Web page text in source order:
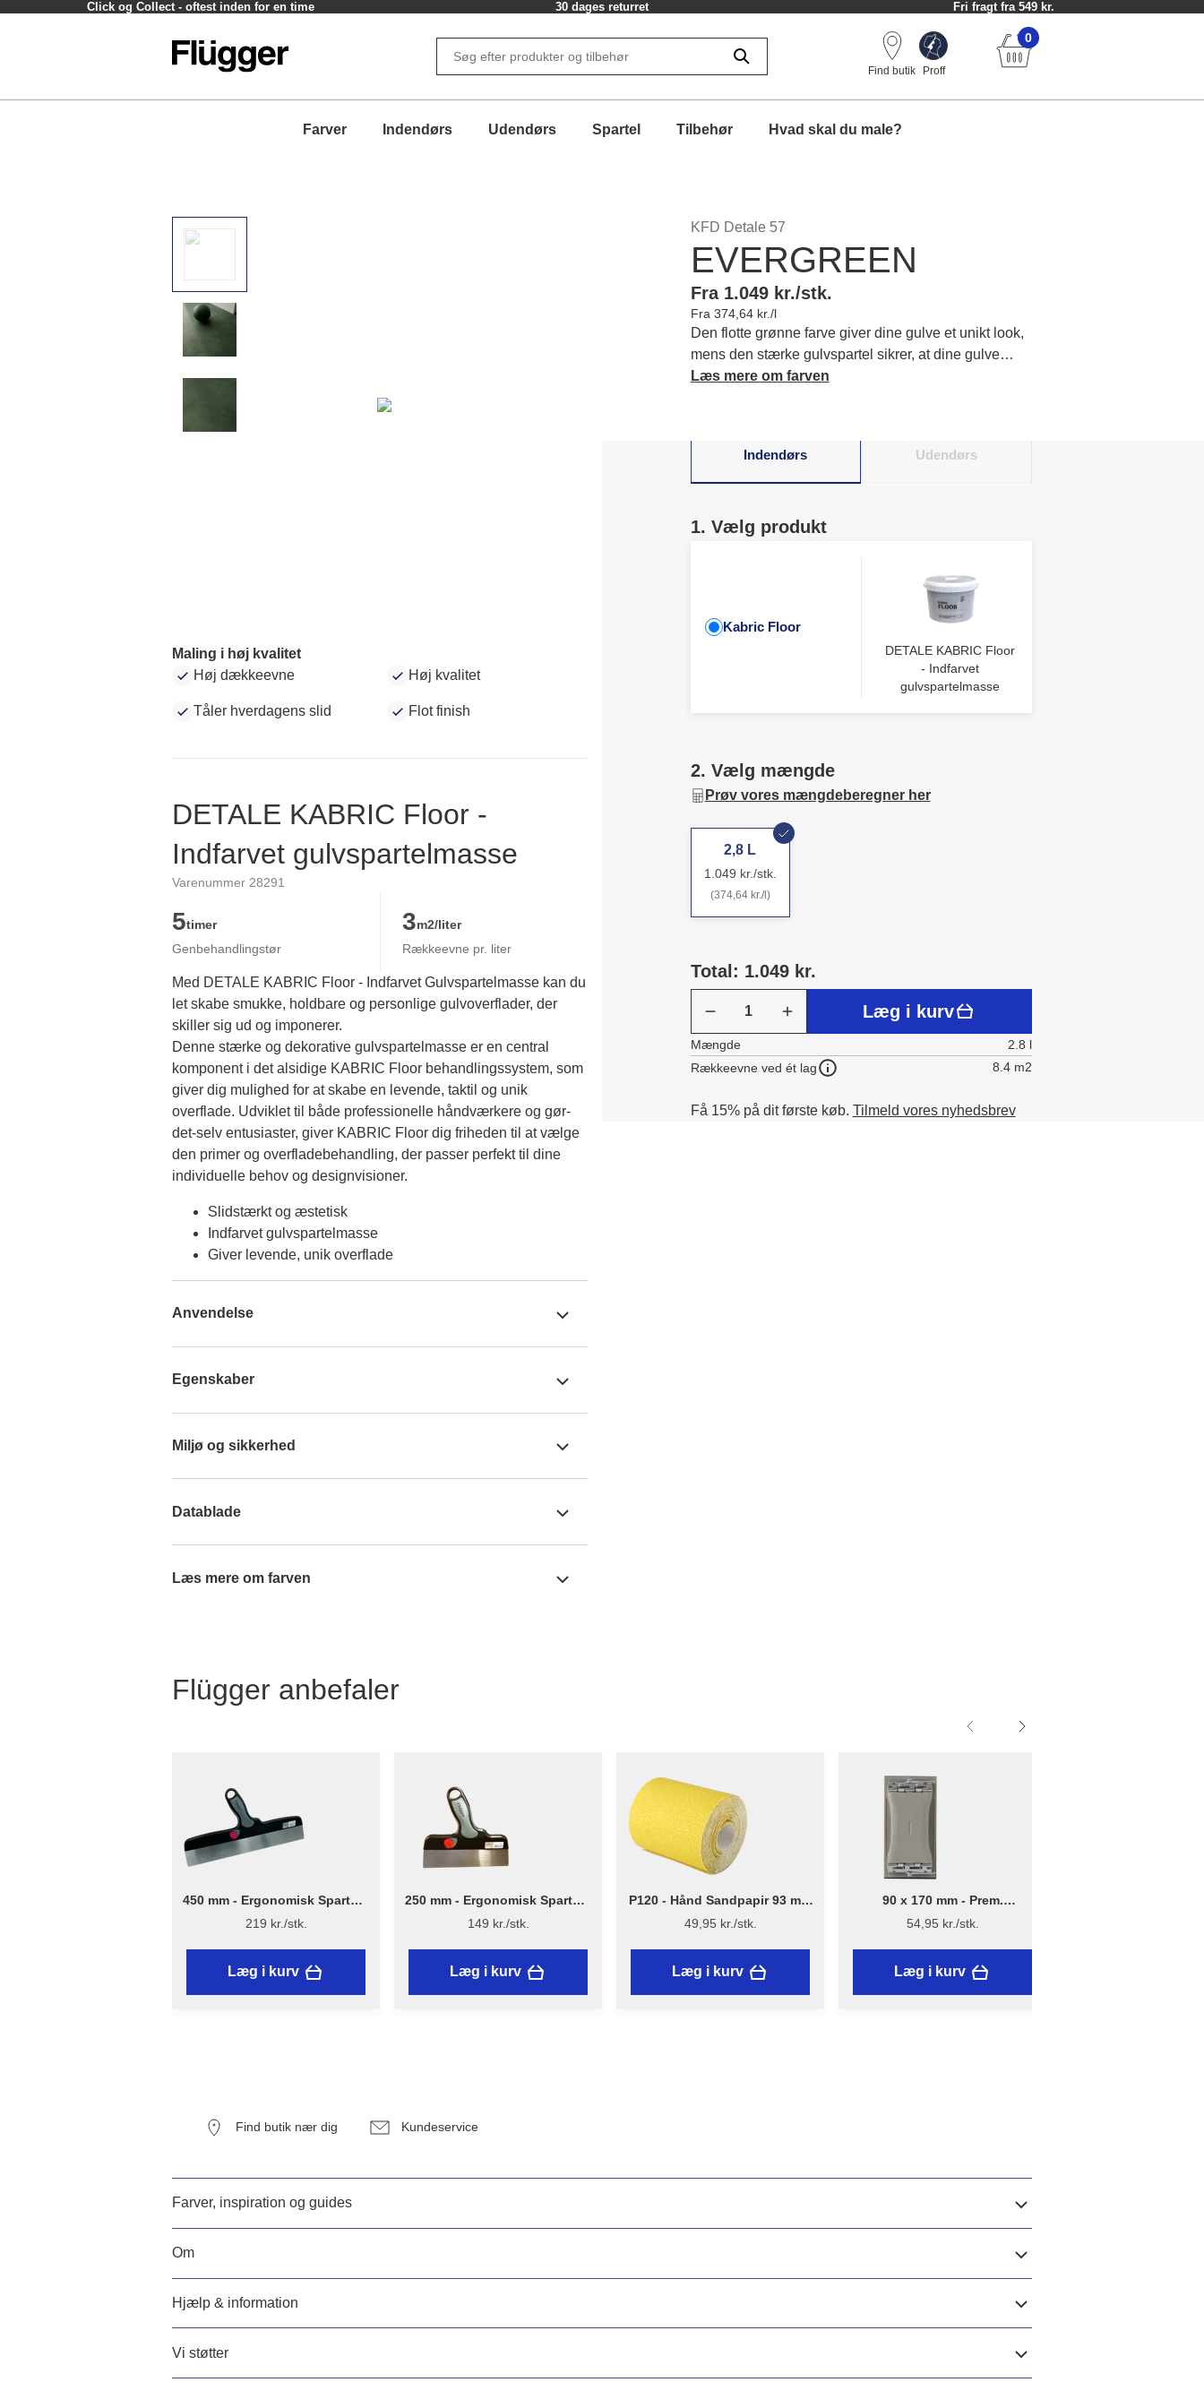
Click og Collect - oftest inden for en time 30 dages returret Fri fragt fra 549 kr.
Find butik Proff
0
Farver Indendørs Udendørs Spartel Tilbehør Hvad skal du male?
Maling i høj kvalitet
Høj dækkeevne
Høj kvalitet
Tåler hverdagens slid Flot finish
DETALE KABRIC Floor -
Indfarvet gulvspartelmasse
Varenummer 28291
5timer
Genbehandlingstør
3m2/liter
Rækkeevne pr. liter
Med DETALE KABRIC Floor - Indfarvet Gulvspartelmasse kan du
let skabe smukke, holdbare og personlige gulvoverflader, der
skiller sig ud og imponerer.
Denne stærke og dekorative gulvspartelmasse er en central
komponent i det alsidige KABRIC Floor behandlingssystem, som
giver dig mulighed for at skabe en levende, taktil og unik
overflade. Udviklet til både professionelle håndværkere og gør-
det-selv entusiaster, giver KABRIC Floor dig friheden til at vælge
den primer og overfladebehandling, der passer perfekt til dine
individuelle behov og designvisioner.
Slidstærkt og æstetisk
Indfarvet gulvspartelmasse
Giver levende, unik overflade
Anvendelse
Egenskaber
Miljø og sikkerhed
Datablade
Læs mere om farven
KFD Detale 57
EVERGREEN
Fra 1.049 kr./stk.
Fra 374,64 kr./l
Den flotte grønne farve giver dine gulve et unikt look,
mens den stærke gulvspartel sikrer, at dine gulve
både ser godt ud og holder i mange år. Evergreen er
Læs mere om farven
Indendørs Udendørs
1. Vælg produkt
Kabric Floor
DETALE KABRIC Floor
- Indfarvet
gulvspartelmasse
2. Vælg mængde
Prøv vores mængdeberegner her
2,8 L
1.049 kr./stk.
(374,64 kr./l)
Total: 1.049 kr.
Læg i kurv
Mængde
2.8 l
Rækkeevne ved ét lag
8.4 m2
Få 15% på dit første køb. Tilmeld vores nyhedsbrev
Flügger anbefaler
450 mm - Ergonomisk Spartel -
Flügger
219 kr./stk.
Læg i kurv
250 mm - Ergonomisk Spartel -
Flügger
149 kr./stk.
Læg i kurv
P120 - Hånd Sandpapir 93 mm
x 5 m
49,95 kr./stk.
Læg i kurv
90 x 170 mm - Prem.
Håndsliber
54,95 kr./stk.
Læg i kurv
Find butik nær dig Kundeservice
Farver, inspiration og guides
Om
Hjælp & information
Vi støtter